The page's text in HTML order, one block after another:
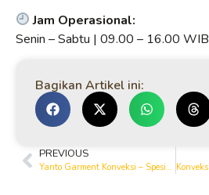
Jam Operasional:
Senin – Sabtu | 09.00 – 16.00 WIB
Bagikan Artikel ini:
PREVIOUS
Yanto Garment Konveksi – Spesialis PDH Berkualitas di Tuban